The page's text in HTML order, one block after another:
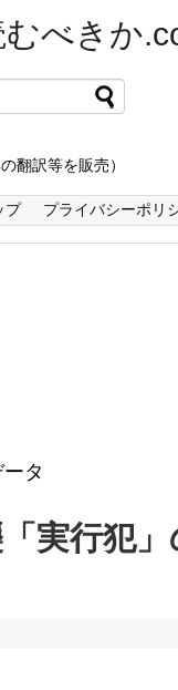
べきか
の翻訳等を販売）
プ プライバシーポリ
タ
「実行犯